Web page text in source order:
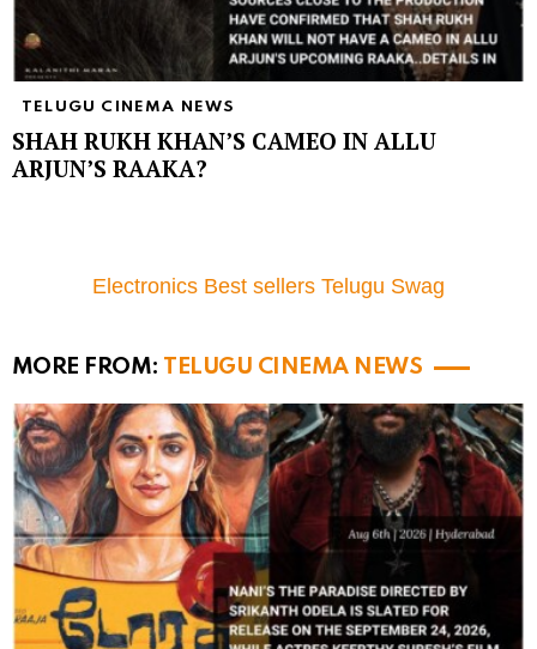
TELUGU CINEMA NEWS
SHAH RUKH KHAN’S CAMEO IN ALLU
ARJUN’S RAAKA?
Electronics Best sellers Telugu Swag
MORE FROM: TELUGU CINEMA NEWS